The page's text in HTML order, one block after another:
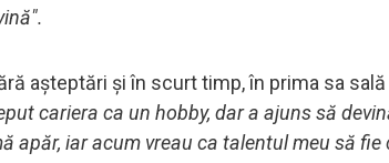
așteptări și în scurt timp, în prima sa
cariera ca un hobby, dar a ajuns să
apăr, iar acum vreau ca talentul meu să